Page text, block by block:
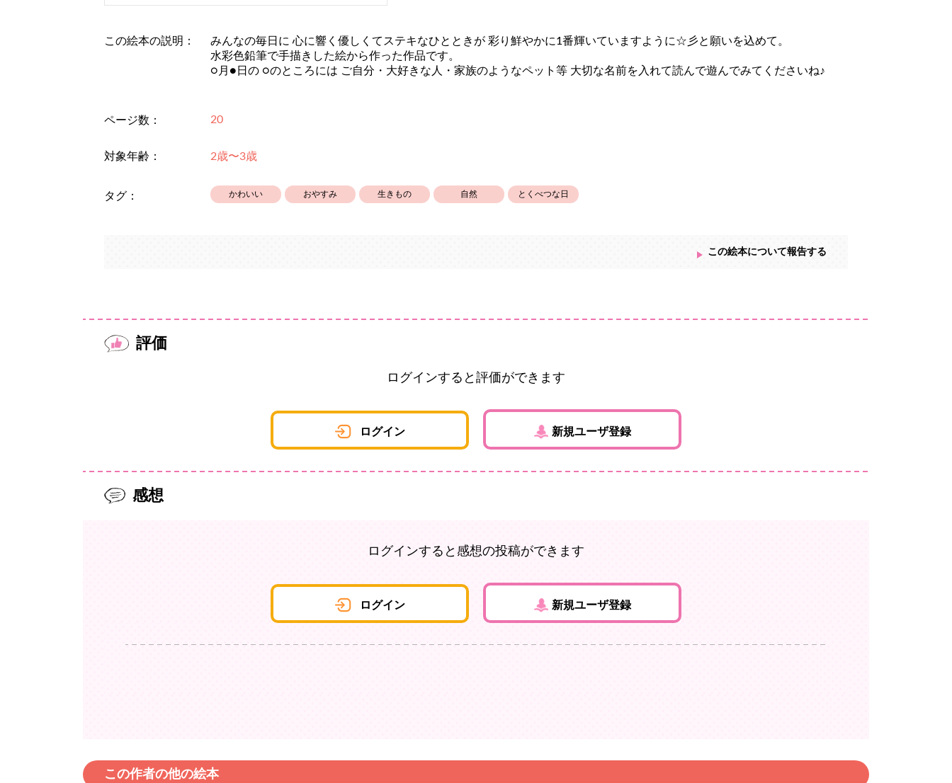
この絵本の説明：
みんなの毎日に 心に響く優しくてステキなひとときが 彩り鮮やかに1番輝いていますように☆彡と願いを込めて。
水彩色鉛筆で手描きした絵から作った作品です。
○月●日の ○のところには ご自分・大好きな人・家族のようなペット等 大切な名前を入れて読んで遊んでみてくださいね♪
ページ数： 20
対象年齢： 2歳〜3歳
タグ： かわいい おやすみ 生きもの 自然 とくべつな日
この絵本について報告する
評価
ログインすると評価ができます
ログイン 新規ユーザ登録
感想
ログインすると感想の投稿ができます
ログイン 新規ユーザ登録
この作者の他の絵本